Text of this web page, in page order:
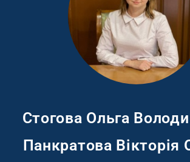
Стогова Ольга
Панкратова Вікторія